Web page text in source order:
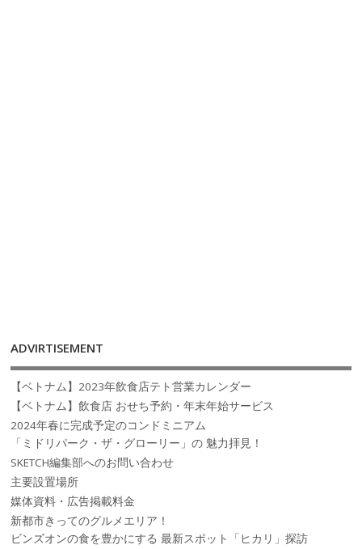
ADVIRTISEMENT
【ベトナム】2023年飲食店テト営業カレンダー
【ベトナム】飲食店 おせち予約・年末年始サービス
2024年春に完成予定のコンドミニアム
「ミドリパーク・ザ・グローリー」の 魅力拝見！
SKETCH編集部へのお問い合わせ
主要設置場所
媒体資料・広告掲載料金
新都市きってのグルメエリア！
ビンズオンの食を豊かにする 最新スポット「ヒカリ」探訪